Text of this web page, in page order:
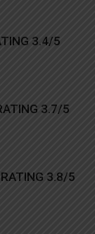
3.4/5
3.7/5
3.8/5